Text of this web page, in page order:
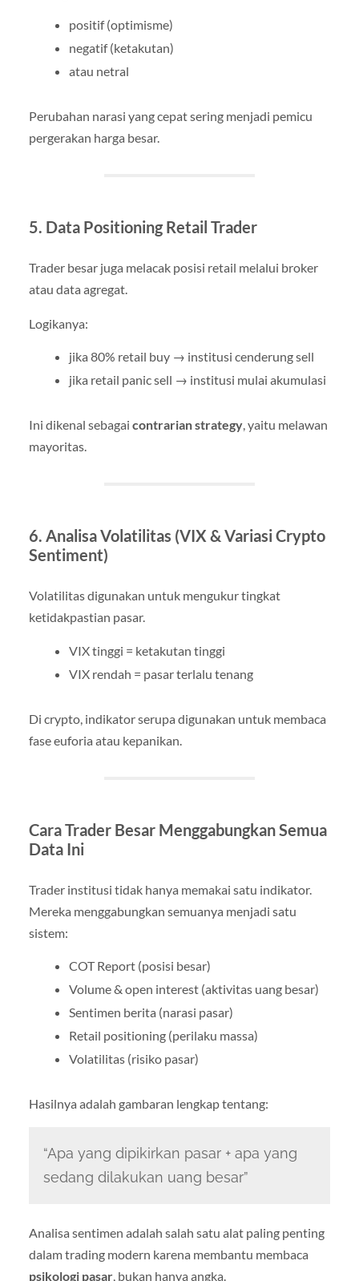
positif (optimisme)
negatif (ketakutan)
atau netral
Perubahan narasi yang cepat sering menjadi pemicu
pergerakan harga besar.
5. Data Positioning Retail Trader
Trader besar juga melacak posisi retail melalui broker
atau data agregat.
Logikanya:
jika 80% retail buy → institusi cenderung sell
jika retail panic sell → institusi mulai akumulasi
Ini dikenal sebagai contrarian strategy, yaitu melawan
mayoritas.
6. Analisa Volatilitas (VIX & Variasi Crypto
Sentiment)
Volatilitas digunakan untuk mengukur tingkat
ketidakpastian pasar.
VIX tinggi = ketakutan tinggi
VIX rendah = pasar terlalu tenang
Di crypto, indikator serupa digunakan untuk membaca
fase euforia atau kepanikan.
Cara Trader Besar Menggabungkan Semua
Data Ini
Trader institusi tidak hanya memakai satu indikator.
Mereka menggabungkan semuanya menjadi satu
sistem:
COT Report (posisi besar)
Volume & open interest (aktivitas uang besar)
Sentimen berita (narasi pasar)
Retail positioning (perilaku massa)
Volatilitas (risiko pasar)
Hasilnya adalah gambaran lengkap tentang:
“Apa yang dipikirkan pasar + apa yang
sedang dilakukan uang besar”
Analisa sentimen adalah salah satu alat paling penting
dalam trading modern karena membantu membaca
psikologi pasar, bukan hanya angka.